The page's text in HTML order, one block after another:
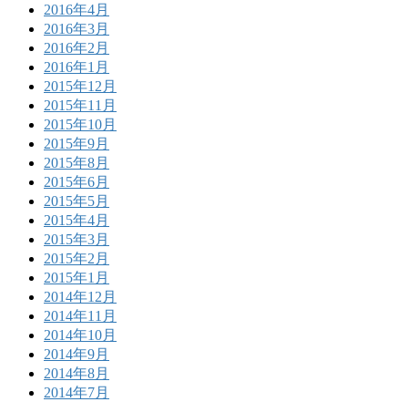
2016年4月
2016年3月
2016年2月
2016年1月
2015年12月
2015年11月
2015年10月
2015年9月
2015年8月
2015年6月
2015年5月
2015年4月
2015年3月
2015年2月
2015年1月
2014年12月
2014年11月
2014年10月
2014年9月
2014年8月
2014年7月